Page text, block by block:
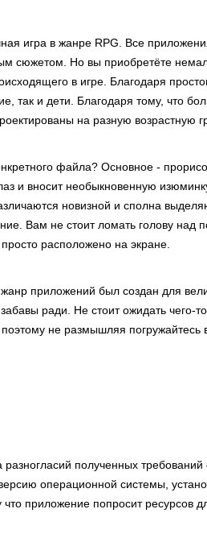
игра в жанре RPG. Все
сюжетом. Но вы приобретёте
в игре. Благодаря
так и дети. Благодаря тому, что
на разную возрастную
файла? Основное -
и вносит необыкновенную
новизной и сполна
Вам не стоит ломать голову над
расположено на экране.
приложений был создан для
ради. Не стоит ожидать чего-
не размышляя погружайтесь
полученных
операционной системы,
приложение попросит ресурсов